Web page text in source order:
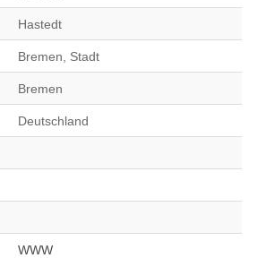
Hastedt
Bremen, Stadt
Bremen
Deutschland
WWW